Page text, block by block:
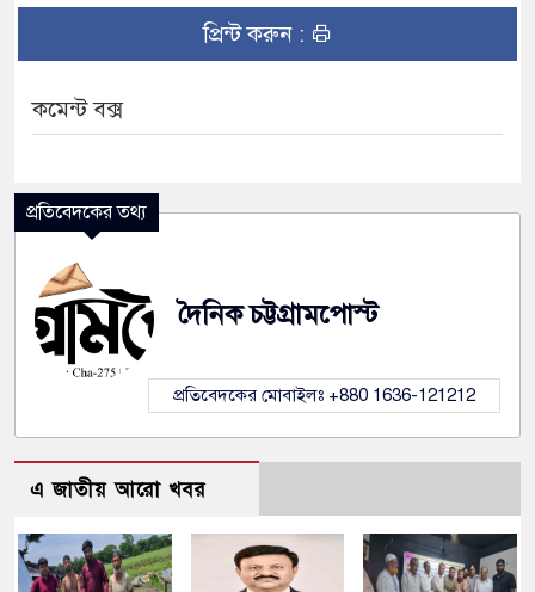
প্রিন্ট করুন :
কমেন্ট বক্স
প্রতিবেদকের তথ্য
দৈনিক চট্টগ্রামপোস্ট
প্রতিবেদকের মোবাইলঃ +880 1636-121212
এ জাতীয় আরো খবর